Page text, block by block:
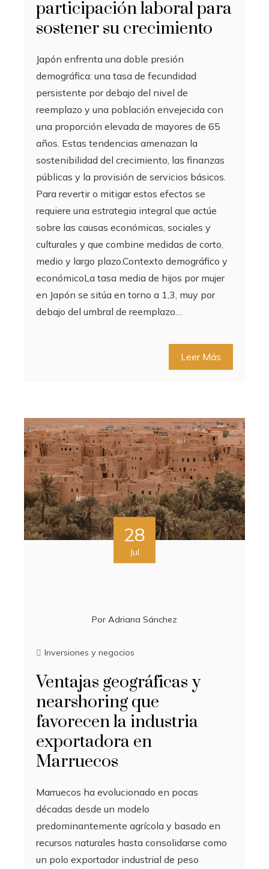
participación laboral para
sostener su crecimiento
Japón enfrenta una doble presión
demográfica: una tasa de fecundidad
persistente por debajo del nivel de
reemplazo y una población envejecida con
una proporción elevada de mayores de 65
años. Estas tendencias amenazan la
sostenibilidad del crecimiento, las finanzas
públicas y la provisión de servicios básicos.
Para revertir o mitigar estos efectos se
requiere una estrategia integral que actúe
sobre las causas económicas, sociales y
culturales y que combine medidas de corto,
medio y largo plazo.Contexto demográfico y
económicoLa tasa media de hijos por mujer
en Japón se sitúa en torno a 1,3, muy por
debajo del umbral de reemplazo…
Leer Más
28
Jul
Por Adriana Sánchez
Inversiones y negocios
Ventajas geográficas y
nearshoring que
favorecen la industria
exportadora en
Marruecos
Marruecos ha evolucionado en pocas
décadas desde un modelo
predominantemente agrícola y basado en
recursos naturales hasta consolidarse como
un polo exportador industrial de peso